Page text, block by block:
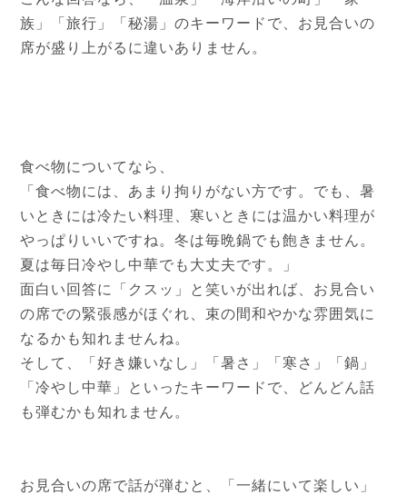
族」「旅行」「秘湯」のキーワードで、お見合いの
席が盛り上がるに違いありません。
食べ物についてなら、
「食べ物には、あまり拘りがない方です。でも、暑
いときには冷たい料理、寒いときには温かい料理が
やっぱりいいですね。冬は毎晩鍋でも飽きません。
夏は毎日冷やし中華でも大丈夫です。」
面白い回答に「クスッ」と笑いが出れば、お見合い
の席での緊張感がほぐれ、束の間和やかな雰囲気に
なるかも知れませんね。
そして、「好き嫌いなし」「暑さ」「寒さ」「鍋」
「冷やし中華」といったキーワードで、どんどん話
も弾むかも知れません。
お見合いの席で話が弾むと、「一緒にいて楽しい」